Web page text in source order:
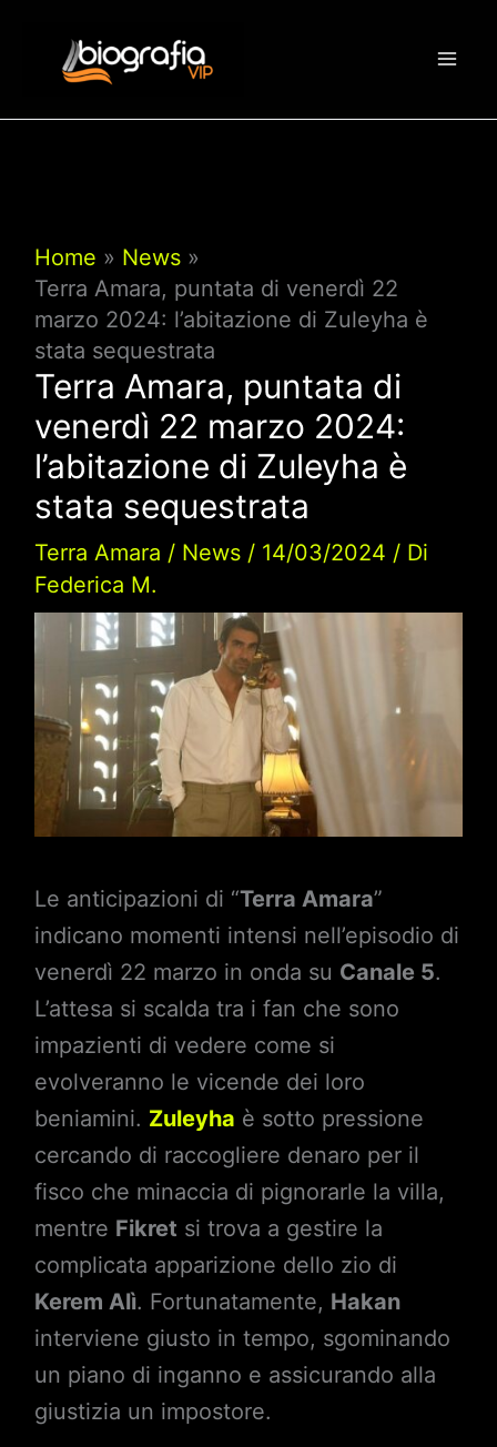
contenuto
Home
News
Terra Amara, puntata di venerdì 22
marzo 2024: l’abitazione di Zuleyha è
stata sequestrata
Terra Amara, puntata di
venerdì 22 marzo 2024:
l’abitazione di Zuleyha è
stata sequestrata
Terra Amara / News/ 14/03/2024 / Di
Federica M.
Le anticipazioni di “Terra Amara”
indicano momenti intensi nell’episodio di
venerdì 22 marzo in onda su Canale 5.
L’attesa si scalda tra i fan che sono
impazienti di vedere come si
evolveranno le vicende dei loro
beniamini. Zuleyha è sotto pressione
cercando di raccogliere denaro per il
fisco che minaccia di pignorarle la villa,
mentre Fikret si trova a gestire la
complicata apparizione dello zio di
Kerem Alì. Fortunatamente, Hakan
interviene giusto in tempo, sgominando
un piano di inganno e assicurando alla
giustizia un impostore.